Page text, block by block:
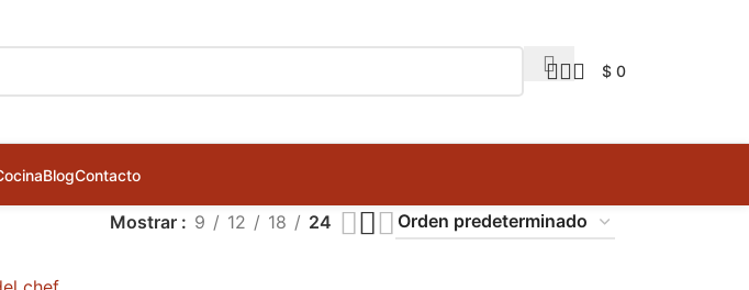
$ 0
BlogContacto
Mostrar 9 12 18 24